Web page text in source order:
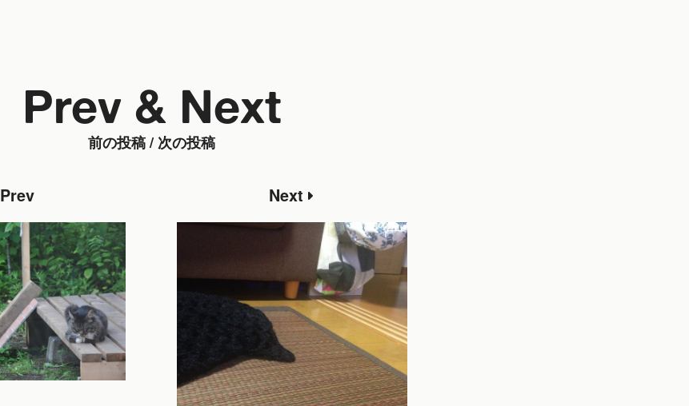
前の投稿 / 次の投稿
Prev & Next
Prev Next